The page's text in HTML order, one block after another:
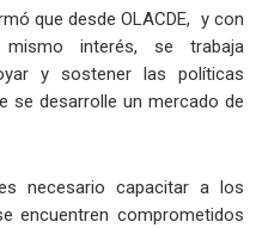
que desde OLACDE, y con
interés, se trabaja
y sostener las políticas
se desarrolle un mercado de
necesario capacitar a los
encuentren comprometidos